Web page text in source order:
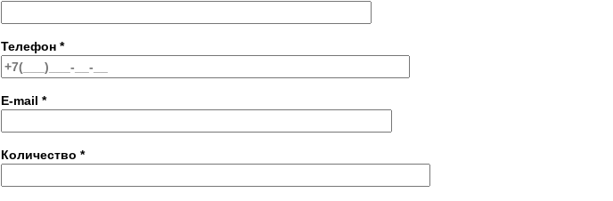
Телефон *
E-mail *
Количество *